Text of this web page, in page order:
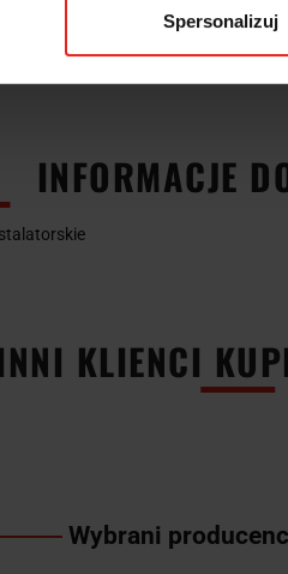
Spersonalizuj
INFORMACJE
KLIENCI
Wybrani